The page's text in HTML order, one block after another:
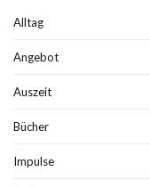
Alltag
Angebot
Auszeit
Bücher
Impulse